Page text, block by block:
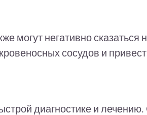
могут негативно
сосудов и
диагностике и